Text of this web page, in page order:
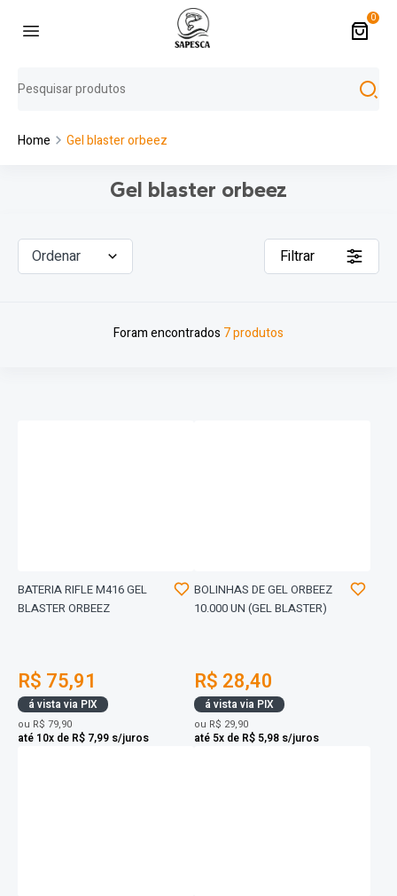
0
Home Gel blaster orbeez
Gel blaster orbeez
Foram encontrados 7 produtos
Filtrar
Ordenar
BATERIA RIFLE M416 GEL
BLASTER ORBEEZ
R$ 75,91
á vista via PIX
ou R$ 79,90
até 10x de R$ 7,99 s/juros
BOLINHAS DE GEL ORBEEZ
10.000 UN (GEL BLASTER)
R$ 28,40
á vista via PIX
ou R$ 29,90
até 5x de R$ 5,98 s/juros